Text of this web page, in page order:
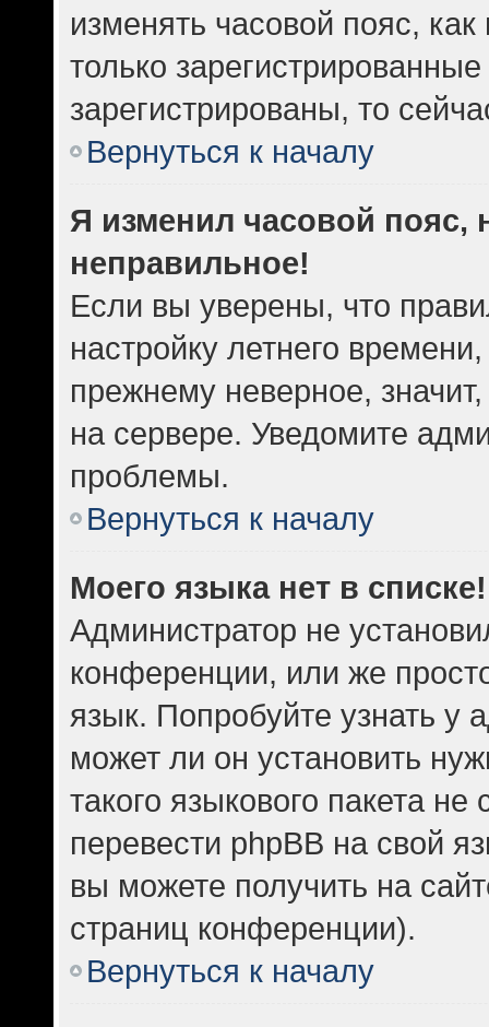
изменять часовой пояс,
только
зарегистрированы, то
Вернуться к началу
Я изменил часовой пояс,
неправильное!
Если вы уверены, что
настройку летнего
прежнему неверное,
на сервере. Уведомите
проблемы.
Вернуться к началу
Моего языка нет в списке!
Администратор не
конференции, или же
язык. Попробуйте узнать у
может ли он установить
такого языкового пакета
перевести phpBB на свой
вы можете получить на
страниц конференции).
Вернуться к началу